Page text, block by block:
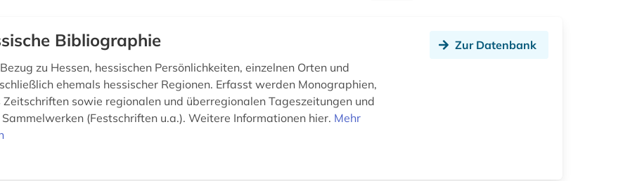
Bibliographie
zu Hessen, hessischen Persönlichkeiten, einzelnen Orten und
ehemals hessischer Regionen. Erfasst werden Monographien,
sowie regionalen und überregionalen Tageszeitungen und
(Festschriften u.a.). Weitere Informationen hier. Mehr
Zur Datenbank